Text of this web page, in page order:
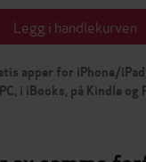
Legg i handlekurven
apper for iPhone/
i iBooks, på Kindle og